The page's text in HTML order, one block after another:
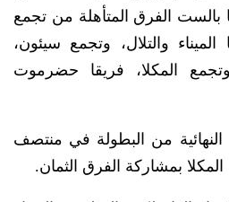
بالست الفرق المتأهلة من تجمع
والتلال، وتجمع سيئون،
المكلا، فريقا حضرموت
من البطولة في منتصف
بمشاركة الفرق الثمان.